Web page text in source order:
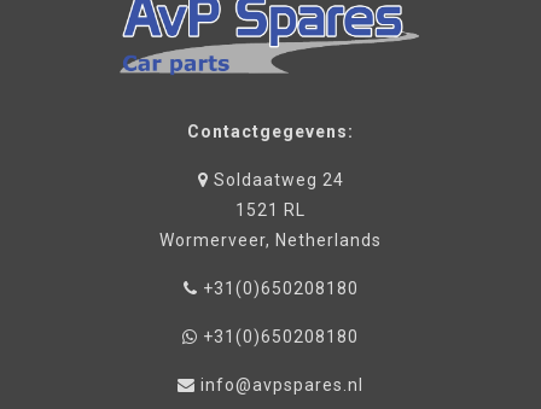
Contactgegevens:
Soldaatweg 24
1521 RL
Wormerveer, Netherlands
+31(0)650208180
+31(0)650208180
info@avpspares.nl